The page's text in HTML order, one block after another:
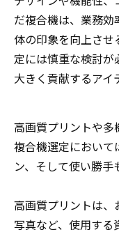
だ複合機は、業務効
体の印象を向上させ
定には慎重な検討が
大きく貢献するアイ
高画質プリントや多
複合機選定において
ン、そして使い勝手
高画質プリントは、
写真など、使用する